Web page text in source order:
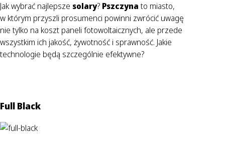
Jak wybrać najlepsze solary? Pszczyna to miasto,
w którym przyszli prosumenci powinni zwrócić uwagę
nie tylko na koszt paneli fotowoltaicznych, ale przede
wszystkim ich jakość, żywotność i sprawność. Jakie
technologie będą szczególnie efektywne?
Full Black